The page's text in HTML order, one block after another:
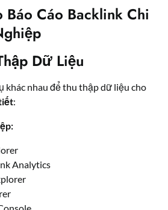
Báo Cáo Backlink Chi
Dữ Liệu
khác nhau để thu thập dữ liệu cho
:
Analytics